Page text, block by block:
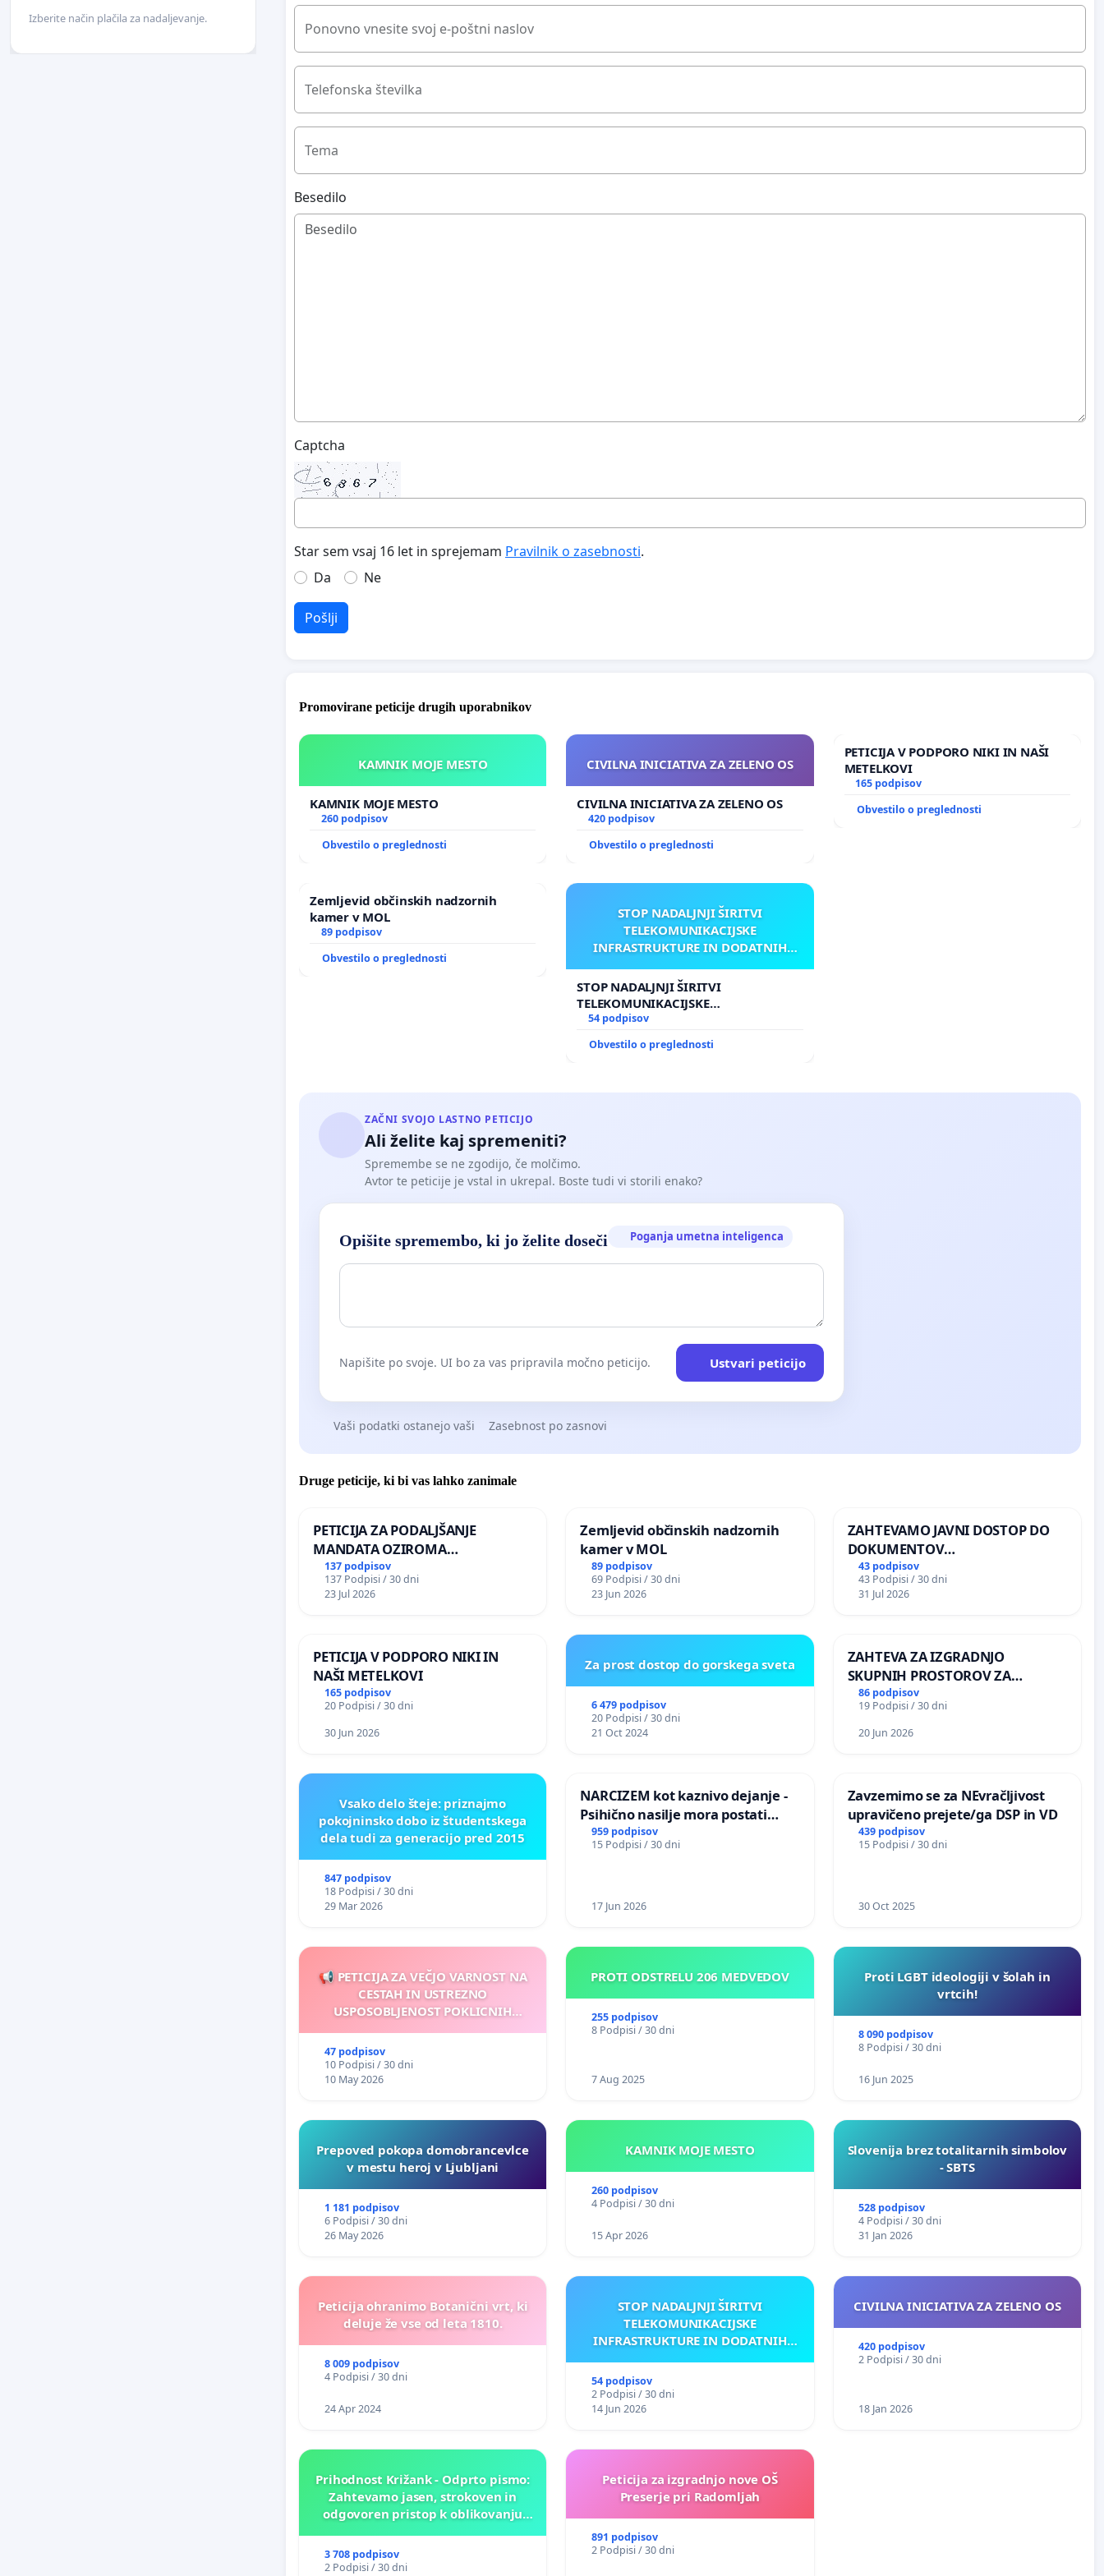
Ponovno vnesite svoj e-poštni naslov
Telefonska številka
Tema
Besedilo
Captcha
Star sem vsaj 16 let in sprejemam Pravilnik o zasebnosti.
Da
Ne
Pošlji
Promovirane peticije drugih uporabnikov
KAMNIK MOJE MESTO
KAMNIK MOJE MESTO
260 podpisov
Obvestilo o preglednosti
CIVILNA INICIATIVA ZA ZELENO OS
CIVILNA INICIATIVA ZA ZELENO OS
420 podpisov
Obvestilo o preglednosti
PETICIJA V PODPORO NIKI IN NAŠI
METELKOVI
165 podpisov
Obvestilo o preglednosti
Zemljevid občinskih nadzornih
kamer v MOL
89 podpisov
Obvestilo o preglednosti
STOP NADALJNJI ŠIRITVI
TELEKOMUNIKACIJSKE
INFRASTRUKTURE IN DODATNIH
STOP NADALJNJI ŠIRITVI
TELEKOMUNIKACIJSKE
INFRASTRUKTURE IN DODATNIH
54 podpisov
Obvestilo o preglednosti
ZAČNI SVOJO LASTNO PETICIJO
Ali želite kaj spremeniti?
Spremembe se ne zgodijo, če molčimo.
Avtor te peticije je vstal in ukrepal. Boste tudi vi storili enako?
Opišite spremembo, ki jo želite doseči Poganja umetna inteligenca
Napišite po svoje. UI bo za vas pripravila močno peticijo. Ustvari peticijo
Vaši podatki ostanejo vaši Zasebnost po zasnovi
Druge peticije, ki bi vas lahko zanimale
PETICIJA ZA PODALJŠANJE
MANDATA OZIROMA
ČIMPREJŠNJO PONOVNO
NAPOTITEV GOSPODA BERNARDA
ŠRAJNERJA NA VELEPOSLANIŠTVO
137 podpisov
137 Podpisi / 30 dni
23 Jul 2026
Zemljevid občinskih nadzornih
kamer v MOL
89 podpisov
69 Podpisi / 30 dni
23 Jun 2026
ZAHTEVAMO JAVNI DOSTOP DO
DOKUMENTOV
PARLAMENTARNIH
PREISKOVALNIH KOMISIJ O
ILEGALNI TRGOVINI Z OROŽJEM
43 podpisov
43 Podpisi / 30 dni
31 Jul 2026
PETICIJA V PODPORO NIKI IN
NAŠI METELKOVI
165 podpisov
20 Podpisi / 30 dni
30 Jun 2026
Za prost dostop do gorskega sveta
6 479 podpisov
20 Podpisi / 30 dni
21 Oct 2024
ZAHTEVA ZA IZGRADNJO
SKUPNIH PROSTOROV ZA
PREBIVALCE KRAJEVNE
SKUPNOSTI PRESTRANEK
86 podpisov
19 Podpisi / 30 dni
20 Jun 2026
Vsako delo šteje: priznajmo
pokojninsko dobo iz študentskega
dela tudi za generacijo pred 2015
847 podpisov
18 Podpisi / 30 dni
29 Mar 2026
NARCIZEM kot kaznivo dejanje -
Psihično nasilje mora postati
enako prepoznano kot fizično
nasilje
959 podpisov
15 Podpisi / 30 dni
17 Jun 2026
Zavzemimo se za NEvračljivost
upravičeno prejete/ga DSP in VD
439 podpisov
15 Podpisi / 30 dni
30 Oct 2025
📢 PETICIJA ZA VEČJO VARNOST NA
CESTAH IN USTREZNO
USPOSOBLJENOST POKLICNIH
47 podpisov
10 Podpisi / 30 dni
10 May 2026
PROTI ODSTRELU 206 MEDVEDOV
255 podpisov
8 Podpisi / 30 dni
7 Aug 2025
Proti LGBT ideologiji v šolah in
vrtcih!
8 090 podpisov
8 Podpisi / 30 dni
16 Jun 2025
Prepoved pokopa domobrancevlce
v mestu heroj v Ljubljani
1 181 podpisov
6 Podpisi / 30 dni
26 May 2026
KAMNIK MOJE MESTO
260 podpisov
4 Podpisi / 30 dni
15 Apr 2026
Slovenija brez totalitarnih simbolov
- SBTS
528 podpisov
4 Podpisi / 30 dni
31 Jan 2026
Peticija ohranimo Botanični vrt, ki
deluje že vse od leta 1810.
8 009 podpisov
4 Podpisi / 30 dni
24 Apr 2024
STOP NADALJNJI ŠIRITVI
TELEKOMUNIKACIJSKE
INFRASTRUKTURE IN DODATNIH
54 podpisov
2 Podpisi / 30 dni
14 Jun 2026
CIVILNA INICIATIVA ZA ZELENO OS
420 podpisov
2 Podpisi / 30 dni
18 Jan 2026
Prihodnost Križank - Odprto pismo:
Zahtevamo jasen, strokoven in
odgovoren pristop k oblikovanju
3 708 podpisov
2 Podpisi / 30 dni
Peticija za izgradnjo nove OŠ
Preserje pri Radomljah
891 podpisov
2 Podpisi / 30 dni
Izberite način plačila za nadaljevanje.